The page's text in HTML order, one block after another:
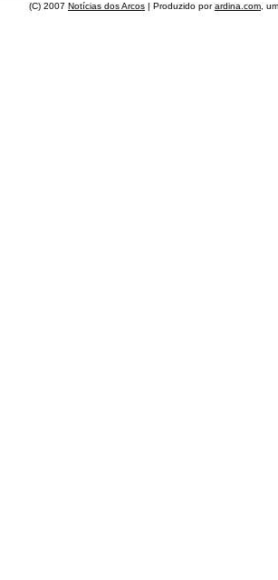
(C) 2007 Notícias dos Arcos | Produzido porardina.com ,